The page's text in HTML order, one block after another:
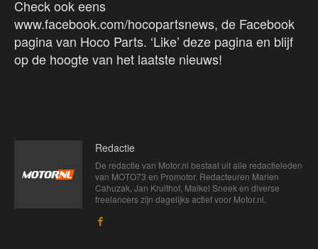
Check ook eens
www.facebook.com/hocopartsnews, de Facebook
pagina van Hoco Parts. ‘Like’ deze pagina en blijf
op de hoogte van het laatste nieuws!
Redactie
De redactie van Motor.nl bestaat uit alle redactieleden
van MOTO73 en Promotor. Redacteuren Marien
Cahuzak, Jan Kruithof, Maikel Sneek en diverse
freelancers zijn dagelijks actief voor Motor.nl.